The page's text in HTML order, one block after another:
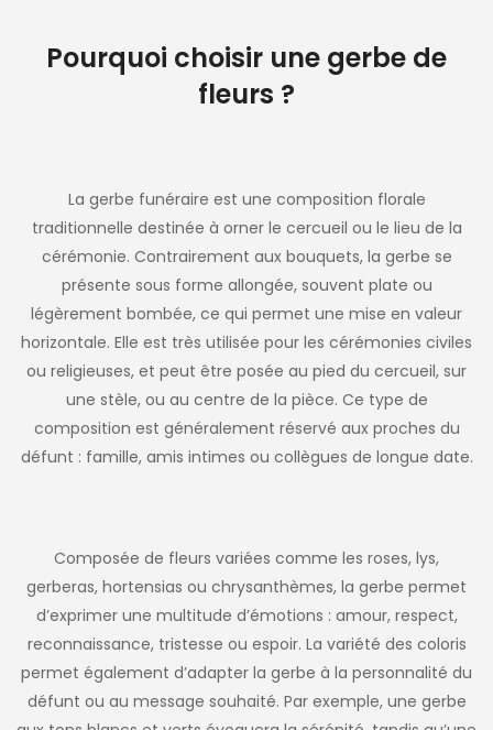
Pourquoi choisir une gerbe de
fleurs ?
La gerbe funéraire est une composition florale
traditionnelle destinée à orner le cercueil ou le lieu de la
cérémonie. Contrairement aux bouquets, la gerbe se
présente sous forme allongée, souvent plate ou
légèrement bombée, ce qui permet une mise en valeur
horizontale. Elle est très utilisée pour les cérémonies civiles
ou religieuses, et peut être posée au pied du cercueil, sur
une stèle, ou au centre de la pièce. Ce type de
composition est généralement réservé aux proches du
défunt : famille, amis intimes ou collègues de longue date.
Composée de fleurs variées comme les roses, lys,
gerberas, hortensias ou chrysanthèmes, la gerbe permet
d’exprimer une multitude d’émotions : amour, respect,
reconnaissance, tristesse ou espoir. La variété des coloris
permet également d’adapter la gerbe à la personnalité du
défunt ou au message souhaité. Par exemple, une gerbe